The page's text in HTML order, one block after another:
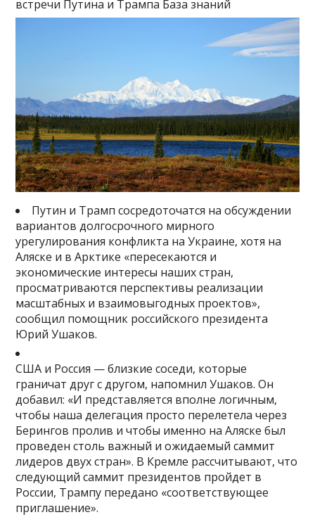
встречи Путина и Трампа База знаний
Путин и Трамп сосредоточатся на обсуждении
вариантов долгосрочного мирного
урегулирования конфликта на Украине, хотя на
Аляске и в Арктике «пересекаются и
экономические интересы наших стран,
просматриваются перспективы реализации
масштабных и взаимовыгодных проектов»,
сообщил помощник российского президента
Юрий Ушаков.
США и Россия — близкие соседи, которые
граничат друг с другом, напомнил Ушаков. Он
добавил: «И представляется вполне логичным,
чтобы наша делегация просто перелетела через
Берингов пролив и чтобы именно на Аляске был
проведен столь важный и ожидаемый саммит
лидеров двух стран». В Кремле рассчитывают, что
следующий саммит президентов пройдет в
России, Трампу передано «соответствующее
приглашение».